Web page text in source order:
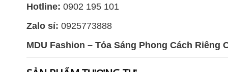
Hotline: 0902 195 101
Zalo sỉ: 0925773888
MDU Fashion – Tỏa Sáng Phong Cách Riêng